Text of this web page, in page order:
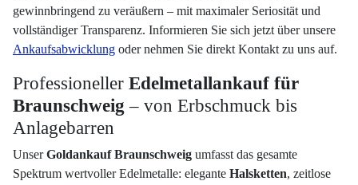
gewinnbringend zu veräußern – mit maximaler Seriosität und
vollständiger Transparenz. Informieren Sie sich jetzt über unsere
Ankaufsabwicklung oder nehmen Sie direkt Kontakt zu uns auf.
Professioneller Edelmetallankauf für
Braunschweig – von Erbschmuck bis
Anlagebarren
UnserGoldankauf Braunschweig umfasst das gesamte
Spektrum wertvoller Edelmetalle: elegante Halsketten, zeitlose